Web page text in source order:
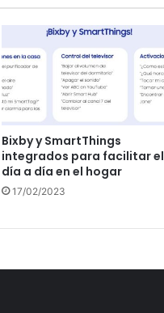
Bixby y SmartThings
integrados para facilitar el
día a día en el hogar
17/02/2023